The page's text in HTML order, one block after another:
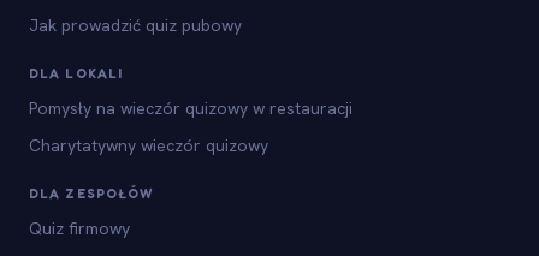
Jak prowadzić quiz pubowy
DLA LOKALI
Pomysły na wieczór quizowy w restauracji
Charytatywny wieczór quizowy
DLA ZESPOŁÓW
Quiz firmowy